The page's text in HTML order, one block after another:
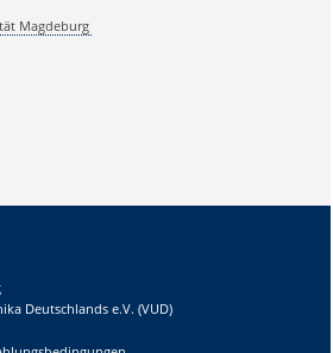
Magdeburg
Deutschlands e.V. (VUD)